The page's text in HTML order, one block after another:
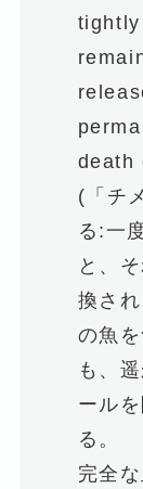
death
(「チ
る:一
と、
換さ
の魚
も、
ール
る。
完全